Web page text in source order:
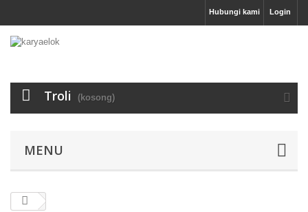
Login
Hubungi kami
Troli (kosong)
MENU